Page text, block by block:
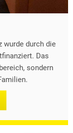
wurde durch die
Das
sondern